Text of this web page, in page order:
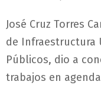
José Cruz Torres
de Infraestructura
Públicos, dio a
trabajos en